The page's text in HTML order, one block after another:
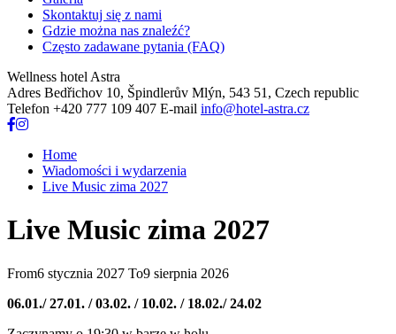
Skontaktuj się z nami
Gdzie można nas znaleźć?
Często zadawane pytania (FAQ)
Wellness hotel Astra
Adres Bedřichov 10, Špindlerův Mlýn, 543 51, Czech republic
Telefon +420 777 109 407 E-mail info@hotel-astra.cz
Home
Wiadomości i wydarzenia
Live Music zima 2027
Live Music zima 2027
From6 stycznia 2027 To9 sierpnia 2026
06.01./ 27.01. / 03.02. / 10.02. / 18.02./ 24.02